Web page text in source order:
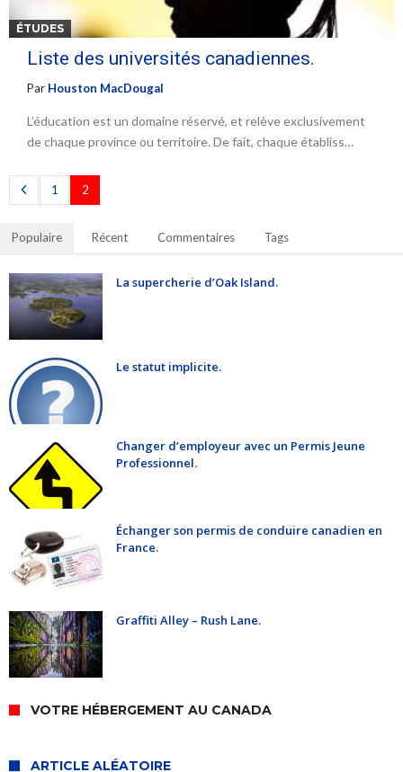
ÉTUDES
Liste des universités canadiennes.
Par Houston MacDougal
L’éducation est un domaine réservé, et relève exclusivement
de chaque province ou territoire. De fait, chaque établiss…
1 2
Populaire Récent Commentaires Tags
La supercherie d’Oak Island.
Le statut implicite.
Changer d’employeur avec un Permis Jeune
Professionnel.
Échanger son permis de conduire canadien en
France.
Graffiti Alley – Rush Lane.
VOTRE HÉBERGEMENT AU CANADA
ARTICLE ALÉATOIRE